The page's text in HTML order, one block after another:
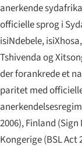
anerkende
officielle sprog i
isiNdebele,
Tshivenda og
der forankrede et
paritet med
2006), Finland
Kongerige (BSL